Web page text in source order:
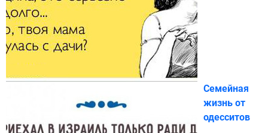
Семейная
жизнь от
одесситов